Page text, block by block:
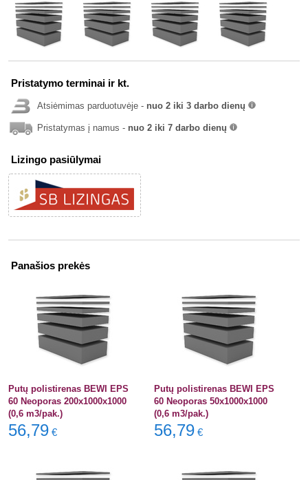
Pristatymo terminai ir kt.
Atsiėmimas parduotuvėje - nuo 2 iki 3 darbo dienų
Pristatymas į namus - nuo 2 iki 7 darbo dienų
Lizingo pasiūlymai
Panašios prekės
Putų polistirenas BEWI EPS
60 Neoporas 200x1000x1000
(0,6 m3/pak.)
56,79 €
Putų polistirenas BEWI EPS
60 Neoporas 50x1000x1000
(0,6 m3/pak.)
56,79 €